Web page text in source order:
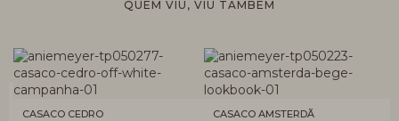
QUEM VIU, VIU TAMBÉM
CASACO CEDRO CASACO AMSTERDÃ